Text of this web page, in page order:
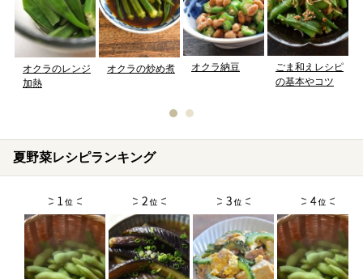
オクラのレンジ
加熱
オクラの炒め煮 オクラ納豆
ごま和えレシピ
の基本やコツ
夏野菜レシピランキング